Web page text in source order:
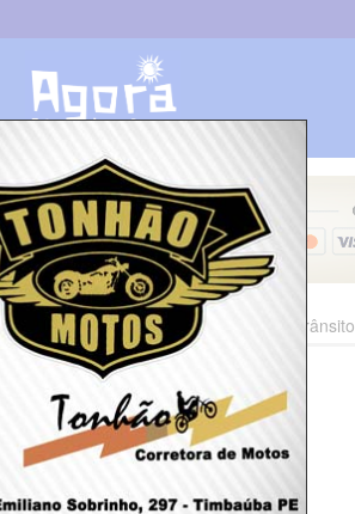
Cultura Polícia Economia Trânsito